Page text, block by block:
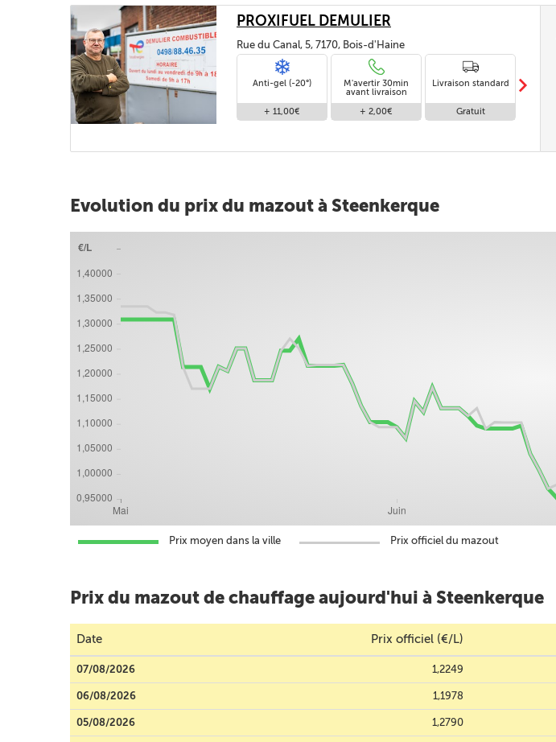
PROXIFUEL DEMULIER
Rue du Canal, 5, 7170, Bois-d'Haine
Anti-gel (-20°)
+ 11,00€
M'avertir 30min
avant livraison
+ 2,00€
Livraison standard
Gratuit
m
Evolution du prix du mazout à Steenkerque
Prix moyen dans la ville Prix officiel du mazout
Prix du mazout de chauffage aujourd'hui à Steenkerque
Date Prix officiel (€/L)
07/08/2026 1,2249
06/08/2026 1,1978
05/08/2026 1,2790